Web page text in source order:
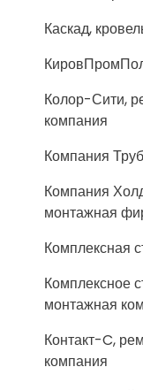
Каскад,
Колор-Сити,
компания
Компания
Компания
монтажная
Комплексная
Комплексное
монтажная
Контакт-C,
компания